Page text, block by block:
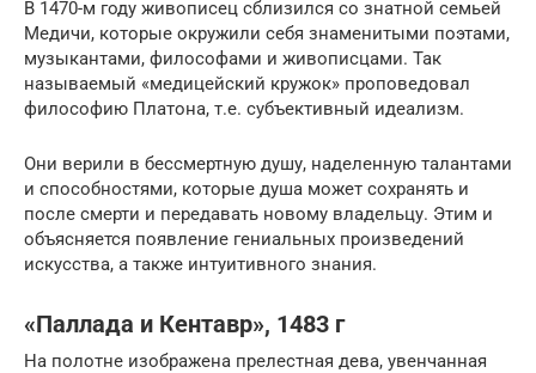
В 1470-м году живописец сблизился со знатной семьей
Медичи, которые окружили себя знаменитыми поэтами,
музыкантами, философами и живописцами. Так
называемый «медицейский кружок» проповедовал
философию Платона, т.е. субъективный идеализм.
Они верили в бессмертную душу, наделенную талантами
и способностями, которые душа может сохранять и
после смерти и передавать новому владельцу. Этим и
объясняется появление гениальных произведений
искусства, а также интуитивного знания.
«Паллада и Кентавр», 1483 г
На полотне изображена прелестная дева, увенчанная